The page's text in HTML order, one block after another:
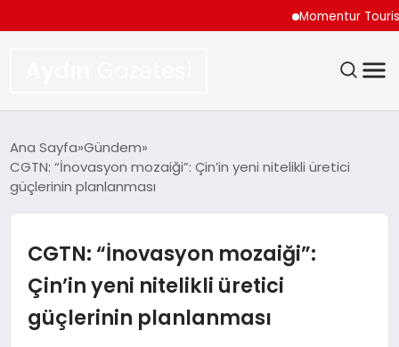
Momentur Tourism
TEKNOLOJI
SIYASET
Ana Sayfa Gündem
CGTN: “İnovasyon mozaiği”: Çin’in yeni nitelikli üretici
güçlerinin planlanması
CGTN: “İnovasyon mozaiği”:
Çin’in yeni nitelikli üretici
güçlerinin planlanması